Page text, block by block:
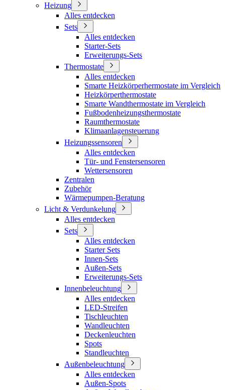
Heizung
Alles entdecken
Sets
Alles entdecken
Starter-Sets
Erweiterungs-Sets
Thermostate
Alles entdecken
Smarte Heizkörperhermostate im Vergleich
Heizkörperthermostate
Smarte Wandthermostate im Vergleich
Fußbodenheizungsthermostate
Raumthermostate
Klimaanlagensteuerung
Heizungssensoren
Alles entdecken
Tür- und Fenstersensoren
Wettersensoren
Zentralen
Zubehör
Wärmepumpen-Beratung
Licht & Verdunkelung
Alles entdecken
Sets
Alles entdecken
Starter Sets
Innen-Sets
Außen-Sets
Erweiterungs-Sets
Innenbeleuchtung
Alles entdecken
LED-Streifen
Tischleuchten
Wandleuchten
Deckenleuchten
Spots
Standleuchten
Außenbeleuchtung
Alles entdecken
Außen-Spots